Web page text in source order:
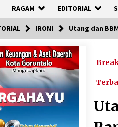
RAGAM EDITORIAL
IRONI Utang dan